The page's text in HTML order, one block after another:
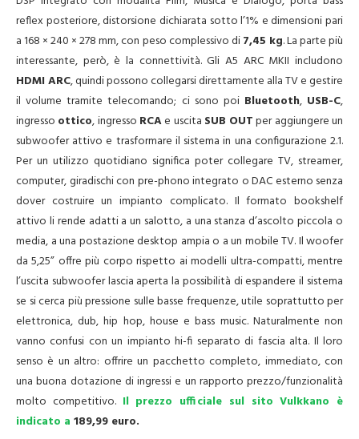
reflex posteriore, distorsione dichiarata sotto l’1% e dimensioni pari
a 168 × 240 × 278 mm, con peso complessivo di7,45 kg. La parte più
interessante, però, è la connettività. Gli A5 ARC MKII includono
HDMI ARC, quindi possono collegarsi direttamente alla TV e gestire
il volume tramite telecomando; ci sono poi Bluetooth, USB-C,
ingresso ottico, ingresso RCAe uscita SUB OUTper aggiungere un
subwoofer attivo e trasformare il sistema in una configurazione 2.1.
Per un utilizzo quotidiano significa poter collegare TV, streamer,
computer, giradischi con pre-phono integrato o DAC esterno senza
dover costruire un impianto complicato. Il formato bookshelf
attivo li rende adatti a un salotto, a una stanza d’ascolto piccola o
media, a una postazione desktop ampia o a un mobile TV. Il woofer
da 5,25” offre più corpo rispetto ai modelli ultra-compatti, mentre
l’uscita subwoofer lascia aperta la possibilità di espandere il sistema
se si cerca più pressione sulle basse frequenze, utile soprattutto per
elettronica, dub, hip hop, house e bass music. Naturalmente non
vanno confusi con un impianto hi-fi separato di fascia alta. Il loro
senso è un altro: offrire un pacchetto completo, immediato, con
una buona dotazione di ingressi e un rapporto prezzo/funzionalità
molto competitivo. Il prezzo ufficiale sul sito Vulkkano è
indicato a 189,99 euro.